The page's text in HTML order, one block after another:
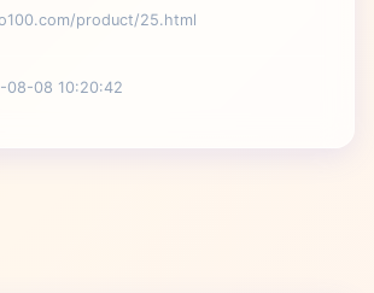
product/25.html
08-08 10:20:42